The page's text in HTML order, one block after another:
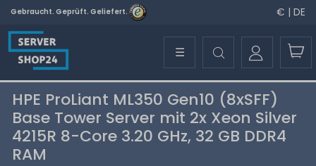
Gebraucht. Geprüft. Geliefert. € | DE
☰
HPE ProLiant ML350 Gen10 (8xSFF)
Base Tower Server mit 2x Xeon Silver
4215R 8-Core 3.20 GHz, 32 GB DDR4
RAM